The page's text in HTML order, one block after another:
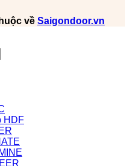
về Saigondoor.vn
HDF